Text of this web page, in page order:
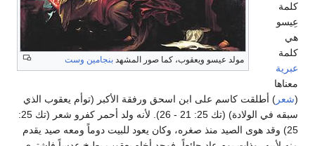
مولد عيسو ويعقوب، كما صور المشهد بنجامين وست
كلمة
عِيسو
هي
كلمة
عبرية
معناها
(شعر ) أطلقت كاسم على ابن اسحق ورفقة الأكبر (توأم يعقوب الذي
سبقه في الولادة) (تك 25: 21 - 26). لأنه ولد أحمر كفرو شعر (تك 25:
25) وقد هوى الصيد منذ صغره، وكان يعود للبيت دوماً ومعه صيد يقدم